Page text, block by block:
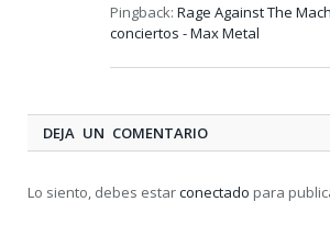
Pingback: Rage Against The
conciertos - Max Metal
DEJA UN COMENTARIO
Lo siento, debes estarconectado para